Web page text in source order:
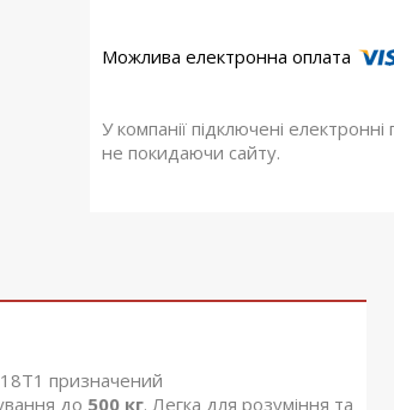
У компанії підключені
не покидаючи сайту.
призначений
до 500 кг. Легка для розуміння та